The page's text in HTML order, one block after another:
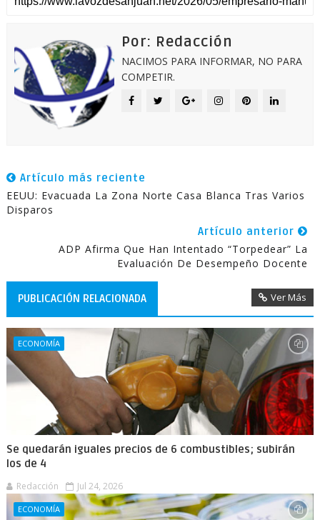
Por: Redacción
NACIMOS PARA INFORMAR, NO PARA
COMPETIR.
Artículo más reciente
EEUU: Evacuada La Zona Norte Casa Blanca Tras Varios
Disparos
Artículo anterior
ADP Afirma Que Han Intentado “torpedear” La
Evaluación De Desempeño Docente
PUBLICACIÓN RELACIONADA Ver Más
ECONOMÍA
Se quedarán iguales precios de 6 combustibles; subirán
los de 4
Redacción Jul 24, 2026
ECONOMÍA